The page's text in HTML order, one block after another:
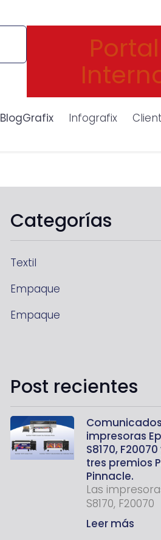
Portal
BlogGrafix Infografix
Categorías
Textil
Empaque
Empaque
Post recientes
impresoras
S8170,
tres premios
Pinnacle.
Las
S8170, F20070
Leer más